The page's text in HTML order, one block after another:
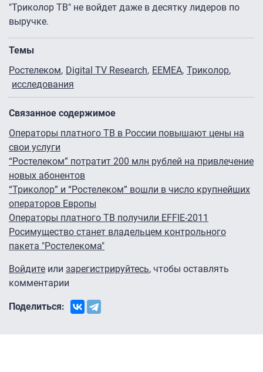
"Триколор ТВ" не войдет даже в десятку лидеров по
выручке.
Темы
Ростелеком Digital TV Research EEMEA Триколор
исследования
Связанное содержимое
Операторы платного ТВ в России повышают цены на
свои услуги
“Ростелеком” потратит 200 млн рублей на привлечение
новых абонентов
“Триколор” и “Ростелеком” вошли в число крупнейших
операторов Европы
Операторы платного ТВ получили EFFIE-2011
Росимущество станет владельцем контрольного
пакета "Ростелекома"
Войдите или зарегистрируйтесь, чтобы оставлять
комментарии
Поделиться: